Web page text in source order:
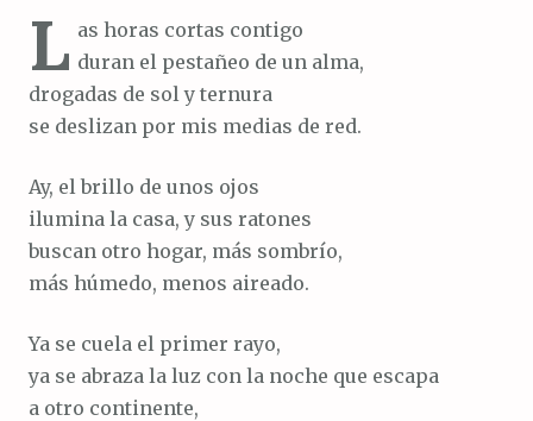
L as horas cortas contigo
duran el pestañeo de un alma,
drogadas de sol y ternura
se deslizan por mis medias de red.
Ay, el brillo de unos ojos
ilumina la casa, y sus ratones
buscan otro hogar, más sombrío,
más húmedo, menos aireado.
Ya se cuela el primer rayo,
ya se abraza la luz con la noche que escapa
a otro continente,